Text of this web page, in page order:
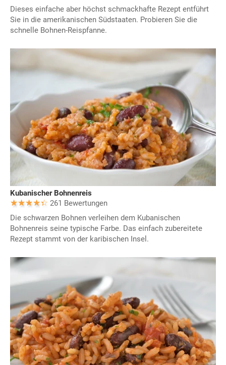
Dieses einfache aber höchst schmackhafte Rezept entführt
Sie in die amerikanischen Südstaaten. Probieren Sie die
schnelle Bohnen-Reispfanne.
Kubanischer Bohnenreis
261 Bewertungen
Die schwarzen Bohnen verleihen dem Kubanischen
Bohnenreis seine typische Farbe. Das einfach zubereitete
Rezept stammt von der karibischen Insel.